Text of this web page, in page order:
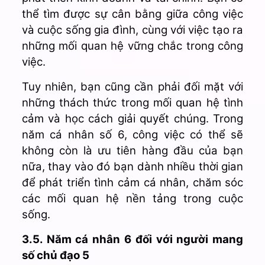
thể tìm được sự cân bằng giữa công việc
và cuộc sống gia đình, cùng với việc tạo ra
những mối quan hệ vững chắc trong công
việc.
Tuy nhiên, bạn cũng cần phải đối mặt với
những thách thức trong mối quan hệ tình
cảm và học cách giải quyết chúng.Trong
năm cá nhân số 6, công việc có thể sẽ
không còn là ưu tiên hàng đầu của bạn
nữa, thay vào đó bạn dành nhiều thời gian
để phát triển tình cảm cá nhân, chăm sóc
các mối quan hệ nền tảng trong cuộc
sống.
3.5. Năm cá nhân 6 đối với người mang
số chủ đạo 5